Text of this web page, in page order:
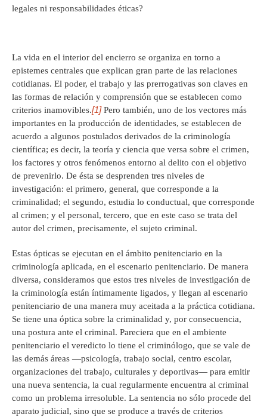
legales ni responsabilidades éticas?
La vida en el interior del encierro se organiza en torno a
epistemes centrales que explican gran parte de las relaciones
cotidianas. El poder, el trabajo y las prerrogativas son claves en
las formas de relación y comprensión que se establecen como
criterios inamovibles.[1]Pero también, uno de los vectores más
importantes en la producción de identidades, se establecen de
acuerdo a algunos postulados derivados de la criminología
científica; es decir, la teoría y ciencia que versa sobre el crimen,
los factores y otros fenómenos entorno al delito con el objetivo
de prevenirlo. De ésta se desprenden tres niveles de
investigación: el primero, general, que corresponde a la
criminalidad; el segundo, estudia lo conductual, que corresponde
al crimen; y el personal, tercero, que en este caso se trata del
autor del crimen, precisamente, el sujeto criminal.
Estas ópticas se ejecutan en el ámbito penitenciario en la
criminología aplicada, en el escenario penitenciario. De manera
diversa, consideramos que estos tres niveles de investigación de
la criminología están íntimamente ligados, y llegan al escenario
penitenciario de una manera muy aceitada a la práctica cotidiana.
Se tiene una óptica sobre la criminalidad y, por consecuencia,
una postura ante el criminal. Pareciera que en el ambiente
penitenciario el veredicto lo tiene el criminólogo, que se vale de
las demás áreas —psicología, trabajo social, centro escolar,
organizaciones del trabajo, culturales y deportivas— para emitir
una nueva sentencia, la cual regularmente encuentra al criminal
como un problema irresoluble. La sentencia no sólo procede del
aparato judicial, sino que se produce a través de criterios